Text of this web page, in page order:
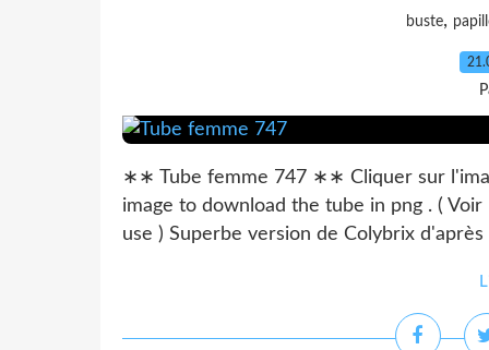
buste,
∗∗ Tube femme 747 ∗∗ Cliquer sur
image to download the tube in png . (
use ) Superbe version de Colybrix